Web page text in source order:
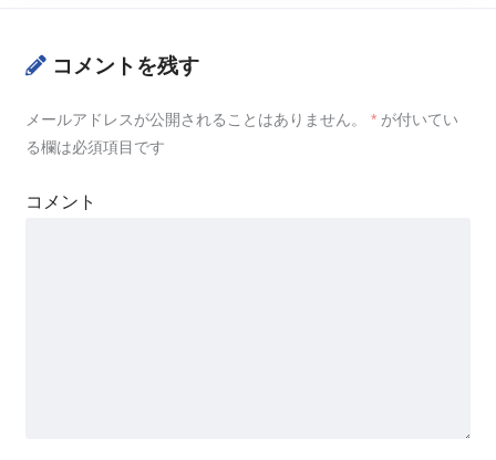
コメントを残す
メールアドレスが公開されることはありません。 * が付いてい
る欄は必須項目です
コメント